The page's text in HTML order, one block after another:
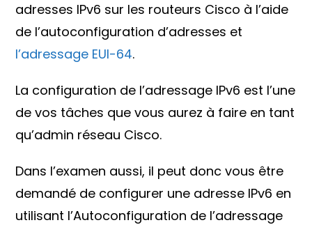
adresses IPv6 sur les routeurs Cisco à l’aide
de l’autoconfiguration d’adresses et
l’adressage EUI-64.
La configuration de l’adressage IPv6 est l’une
de vos tâches que vous aurez à faire en tant
qu’admin réseau Cisco.
Dans l’examen aussi, il peut donc vous être
demandé de configurer une adresse IPv6 en
utilisant l’Autoconfiguration de l’adressage